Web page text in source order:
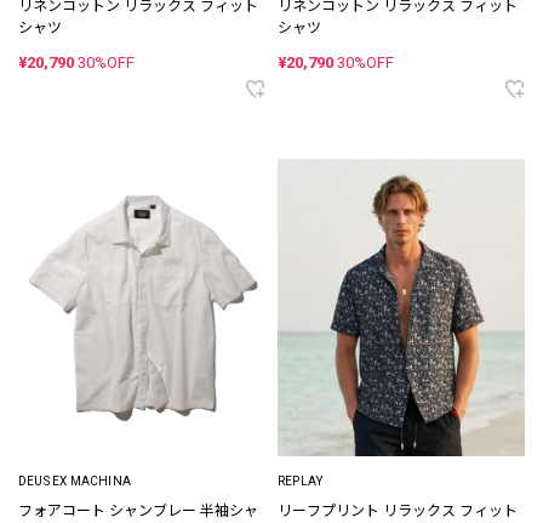
リネンコットン リラックス フィット
シャツ
¥20,790 30%OFF
リネンコットン リラックス フィット
シャツ
¥20,790 30%OFF
DEUS EX MACHINA
フォアコート シャンブレー 半袖シャ
REPLAY
リーフプリント リラックス フィット